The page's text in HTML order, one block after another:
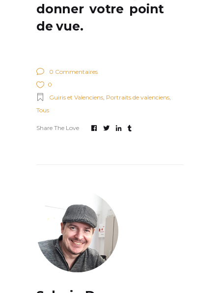
donner votre point
de vue.
0 Commentaires
0
Guiris et Valenciens, Portraits de valenciens,
Tous
Share The Love